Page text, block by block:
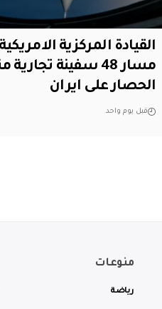
القيادة المركزية
مسار 48 سفينة
الحصار على ايران
قبل يوم واحد
منوعات
رياضة